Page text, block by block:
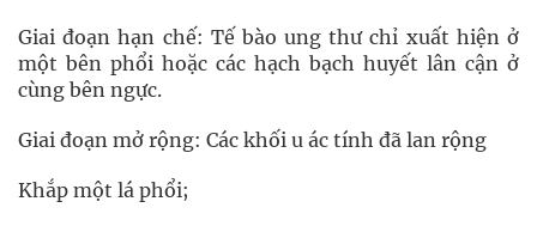
Giai đoạn hạn chế: Tế bào ung thư chỉ xuất hiện ở
một bên phổi hoặc các hạch bạch huyết lân cận ở
cùng bên ngực.
Giai đoạn mở rộng: Các khối u ác tính đã lan rộng
Khắp một lá phổi;